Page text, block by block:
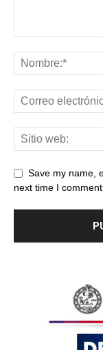
Save my name,
next time I